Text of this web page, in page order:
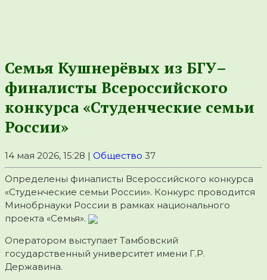
Семья Кушнерёвых из БГУ–
финалисты Всероссийского
конкурса «Студенческие семьи
России»
14 мая 2026, 15:28 | Общество 37
Определены финалисты Всероссийского конкурса
«Студенческие семьи России». Конкурс проводится
Минобрнауки России в рамках национального
проекта «Семья».
Оператором выступает Тамбовский
государственный университет имени Г.Р.
Державина.